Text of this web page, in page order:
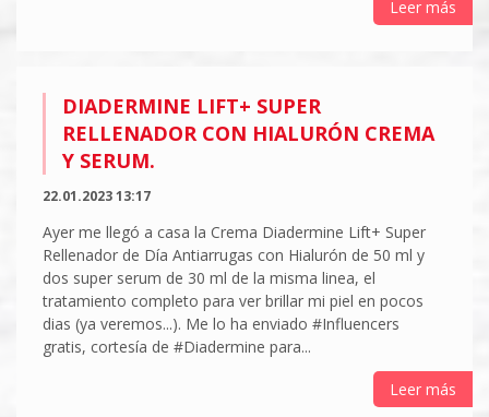
Leer más
DIADERMINE LIFT+ SUPER
RELLENADOR CON HIALURÓN CREMA
Y SERUM.
22.01.2023 13:17
Ayer me llegó a casa la Crema Diadermine Lift+ Super
Rellenador de Día Antiarrugas con Hialurón de 50 ml y
dos super serum de 30 ml de la misma linea, el
tratamiento completo para ver brillar mi piel en pocos
dias (ya veremos...). Me lo ha enviado #Influencers
gratis, cortesía de #Diadermine para...
Leer más